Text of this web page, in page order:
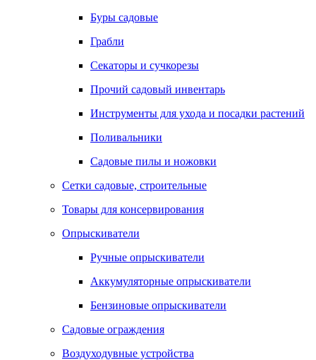
Буры садовые
Грабли
Секаторы и сучкорезы
Прочий садовый инвентарь
Инструменты для ухода и посадки растений
Поливальники
Садовые пилы и ножовки
Сетки садовые, строительные
Товары для консервирования
Опрыскиватели
Ручные опрыскиватели
Аккумуляторные опрыскиватели
Бензиновые опрыскиватели
Садовые ограждения
Воздуходувные устройства